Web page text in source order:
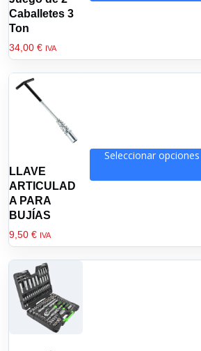
Caballetes 3
Ton
34,00 € IVA
LLAVE
ARTICULAD
A PARA
BUJÍAS
9,50 € IVA
Seleccionar opciones
Este
producto
tiene
múltiples
variantes.
Las
opciones
se
pueden
elegir